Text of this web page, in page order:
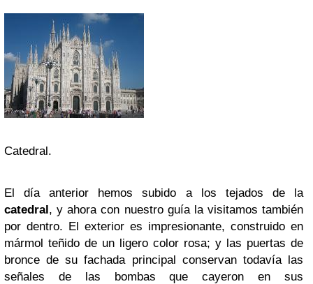
Catedral.
El día anterior hemos subido a los tejados de la
catedral, y ahora con nuestro guía la visitamos también
por dentro. El exterior es impresionante, construido en
mármol teñido de un ligero color rosa; y las puertas de
bronce de su fachada principal conservan todavía las
señales de las bombas que cayeron en sus